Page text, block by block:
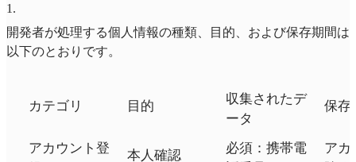
1 .
開発者が処理する個人情報の種類、目的、および保存期間は
以下のとおりです。
カテゴリ 目的
収集されたデ
ータ
保存
アカウント登
本人確認
必須：携帯電
アカ